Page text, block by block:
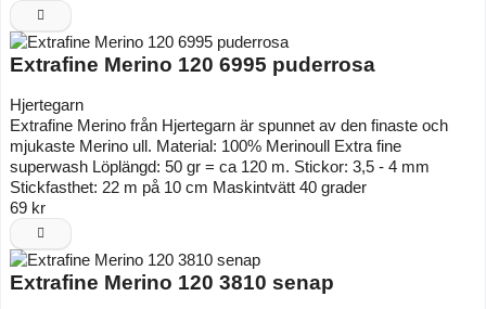
Extrafine Merino 120 6995 puderrosa
Hjertegarn
Extrafine Merino från Hjertegarn är spunnet av den finaste och
mjukaste Merino ull. Material: 100% Merinoull Extra fine
superwash Löplängd: 50 gr = ca 120 m. Stickor: 3,5 - 4 mm
Stickfasthet: 22 m på 10 cm Maskintvätt 40 grader
69 kr
Extrafine Merino 120 3810 senap